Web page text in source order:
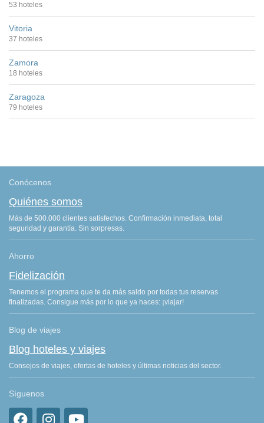
53 hoteles
Vitoria
37 hoteles
Zamora
18 hoteles
Zaragoza
79 hoteles
Conócenos
Quiénes somos
Más de 500.000 clientes satisfechos. Confirmación inmediata, total
seguridad y garantía. Sin sorpresas.
Ahorro
Fidelización
Tenemos el programa que te da más saldo por todas tus reservas
finalizadas. Consigue más por lo que ya haces: ¡viajar!
Blog de viajes
Blog hoteles y viajes
Consejos de viajes, ofertas de hoteles y últimas noticias del sector.
Síguenos